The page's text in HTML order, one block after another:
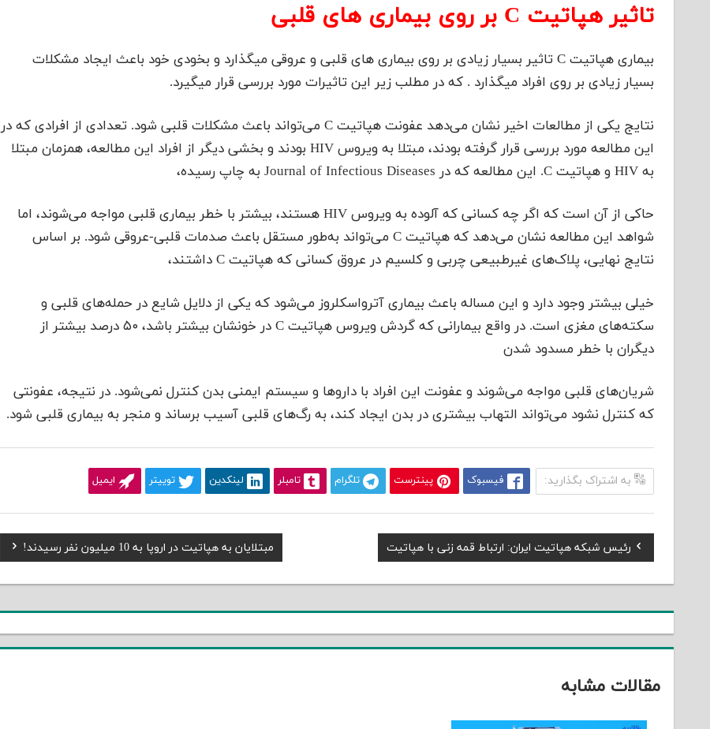
تاثیر هپاتیت C بر روی بیماری های قلبی
بیماری هپاتیت C تاثیر بسیار زیادی بر روی بیماری های قلبی و عروقی میگذارد و بخودی خود باعث ایجاد مشکلات
بسیار زیادی بر روی افراد میگذارد . که در مطلب زیر این تاثیرات مورد بررسی قرار میگیرد.
نتایج یکی از مطالعات اخیر نشان می‌دهد عفونت هپاتیت C می‌تواند باعث مشکلات قلبی شود. تعدادی از افرادی که در
این مطالعه مورد بررسی قرار گرفته بودند، مبتلا به ویروس HIV بودند و بخشی دیگر از افراد این مطالعه، همزمان مبتلا
به HIV و هپاتیت C. این مطالعه که در Journal of Infectious Diseases به چاپ رسیده،
حاکی از آن است که اگر چه کسانی که آلوده به ویروس HIV هستند، بیشتر با خطر بیماری قلبی مواجه می‌شوند، اما
شواهد این مطالعه نشان می‌دهد که هپاتیت C می‌تواند به‌طور مستقل باعث صدمات قلبی-عروقی شود. بر اساس
نتایج نهایی، پلاک‌های غیرطبیعی چربی و کلسیم در عروق کسانی که هپاتیت C داشتند،
خیلی بیشتر وجود دارد و این مساله باعث بیماری آترواسکلروز می‌شود که یکی از دلایل شایع در حمله‌های قلبی و
سکته‌های مغزی است. در واقع بیمارانی که گردش ویروس هپاتیت C در خونشان بیشتر باشد، ۵۰ درصد بیشتر از
دیگران با خطر مسدود شدن
شریان‌های قلبی مواجه می‌شوند و عفونت این افراد با داروها و سیستم ایمنی بدن کنترل نمی‌شود. در نتیجه، عفونتی
که کنترل نشود می‌تواند التهاب بیشتری در بدن ایجاد کند، به رگ‌های قلبی آسیب برساند و منجر به بیماری قلبی شود.
به اشتراک بگذارید: فیسبوک پینترست تلگرام تامبلر لینکدین توییتر ایمیل
راهبری
نوشته
Previous
Post:
رئیس شبکه هپاتیت ایران: ارتباط قمه زنی با هپاتیت
Next
Post:
مبتلایان به هپاتیت در اروپا به 10 میلیون نفر رسیدند!
مقالات مشابه